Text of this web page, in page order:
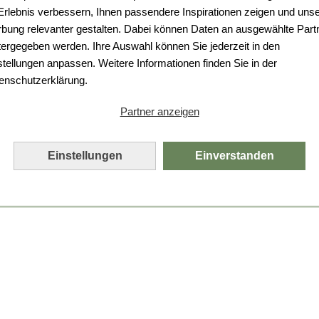
verbessern, Ihnen passendere Inspirationen zeigen und
relevanter gestalten. Dabei können Daten an ausgewählte
werden. Ihre Auswahl können Sie jederzeit in den
anpassen. Weitere Informationen finden Sie in der
Partner anzeigen
Einstellungen Einverstanden
Da ist etwas schiefgelaufen.
Leider ist ein technischer Fehler aufgetreten.
Bitte laden Sie die Seite neu.